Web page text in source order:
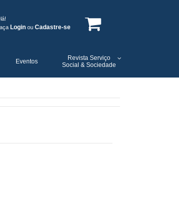
Login ou Cadastre-se
Eventos
Revista Serviço
Social & Sociedade